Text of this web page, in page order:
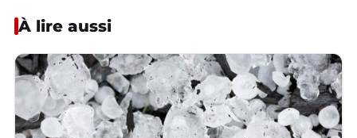
À lire aussi